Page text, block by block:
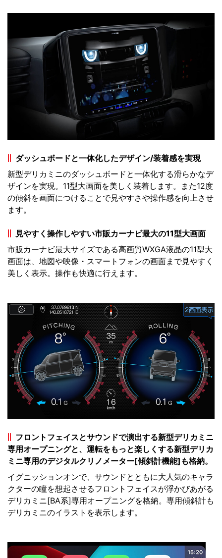
ダッシュボードと一体化したデザイン/装着感を実現
新型デリカミニのダッシュボードと一体化する滑らかなデ
ザインを実現。11型大画面を美しく装着します。また12度
の傾斜を画面につけることで見やすさや操作感を向上させ
ます。
見やすく操作しやすい市販カーナビ最大の11型大画面
市販カーナビ最大サイズである高画質WXGA液晶の11型大
画面は、地図や映像・スマートフォンの画面まで見やすく
美しく表示。操作も快適に行えます。
フロントフェイスとサウンドで演出する新型デリカミニ
専用オープニングと、運転をもっと楽しくする新型デリカ
ミニ専用のデジタルクリノメーター[傾斜計機能]も格納。
イグニッションオンで、サウンドとともに大人気のキャラ
クターの瞳を想起させるフロントフェイスが浮かびあがる
デリカミニ[BA系]専用オープニングを格納。専用傾斜計も
デリカミニのイラストを表示します。